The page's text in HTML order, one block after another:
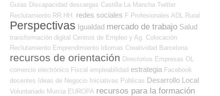
Guías Discapacidad descargas Castilla La Mancha Twitter
Reclutamiento RR.HH.
redes sociales F Profesionales ADL Rural
Perspectivas Igualdad mercado de trabajo Salud
transformación digital Centros de Empleo y Ag. Colocación
Reclutamiento Emprendimiento Idiomas Creatividad Barcelona
recursos de orientación Directorios Empresas OL
comercio electrónico Fiscal empleabilidad estrategia Facebook
docentes Ideas de Negocio Iniciativas Públicas Desarrollo Local
Voluntariado Murcia EUROPA recursos para la formación